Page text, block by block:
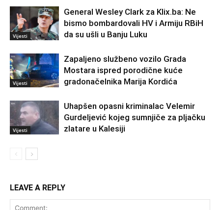
Vijesti
General Wesley Clark za Klix.ba: Ne
bismo bombardovali HV i Armiju RBiH
da su ušli u Banju Luku
Vijesti
Zapaljeno službeno vozilo Grada
Mostara ispred porodične kuće
gradonačelnika Marija Kordića
Vijesti
Uhapšen opasni kriminalac Velemir
Gurdeljević kojeg sumnjiče za pljačku
zlatare u Kalesiji
LEAVE A REPLY